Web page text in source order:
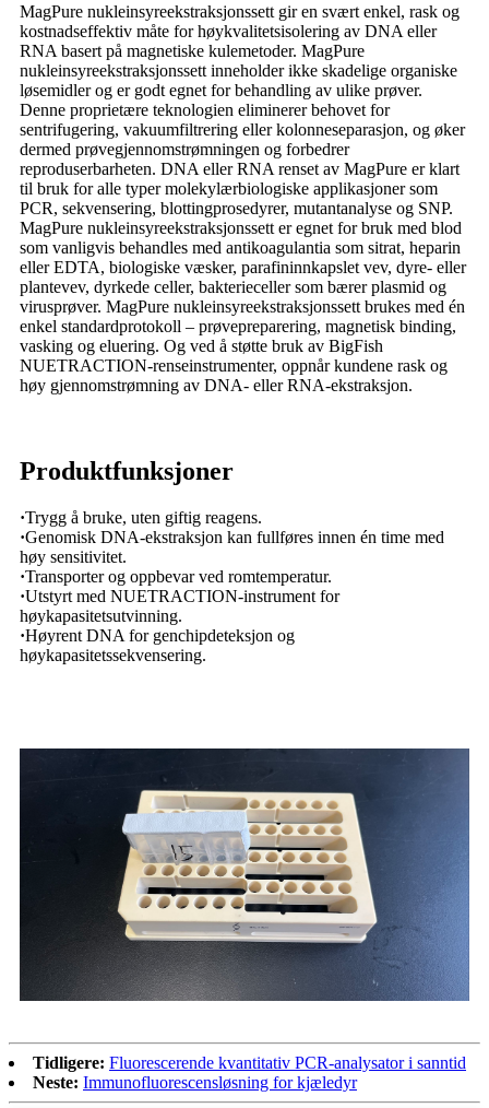
MagPure nukleinsyreekstraksjonssett gir en svært enkel, rask og
kostnadseffektiv måte for høykvalitetsisolering av DNA eller
RNA basert på magnetiske kulemetoder. MagPure
nukleinsyreekstraksjonssett inneholder ikke skadelige organiske
løsemidler og er godt egnet for behandling av ulike prøver.
Denne proprietære teknologien eliminerer behovet for
sentrifugering, vakuumfiltrering eller kolonneseparasjon, og øker
dermed prøvegjennomstrømningen og forbedrer
reproduserbarheten. DNA eller RNA renset av MagPure er klart
til bruk for alle typer molekylærbiologiske applikasjoner som
PCR, sekvensering, blottingprosedyrer, mutantanalyse og SNP.
MagPure nukleinsyreekstraksjonssett er egnet for bruk med blod
som vanligvis behandles med antikoagulantia som sitrat, heparin
eller EDTA, biologiske væsker, parafininnkapslet vev, dyre- eller
plantevev, dyrkede celler, bakterieceller som bærer plasmid og
virusprøver. MagPure nukleinsyreekstraksjonssett brukes med én
enkel standardprotokoll – prøvepreparering, magnetisk binding,
vasking og eluering. Og ved å støtte bruk av BigFish
NUETRACTION-renseinstrumenter, oppnår kundene rask og
høy gjennomstrømning av DNA- eller RNA-ekstraksjon.
Produktfunksjoner
·Trygg å bruke, uten giftig reagens.
·Genomisk DNA-ekstraksjon kan fullføres innen én time med
høy sensitivitet.
·Transporter og oppbevar ved romtemperatur.
·Utstyrt med NUETRACTION-instrument for
høykapasitetsutvinning.
·Høyrent DNA for genchipdeteksjon og
høykapasitetssekvensering.
Tidligere: Fluorescerende kvantitativ PCR-analysator i sanntid
Neste: Immunofluorescensløsning for kjæledyr